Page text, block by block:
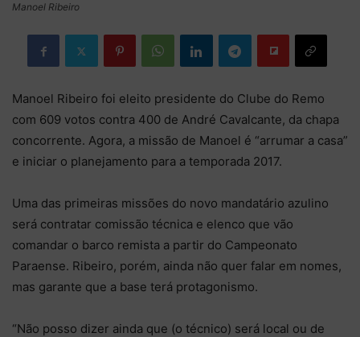
Manoel Ribeiro
Manoel Ribeiro foi eleito presidente do Clube do Remo
com 609 votos contra 400 de André Cavalcante, da chapa
concorrente. Agora, a missão de Manoel é “arrumar a casa”
e iniciar o planejamento para a temporada 2017.
Uma das primeiras missões do novo mandatário azulino
será contratar comissão técnica e elenco que vão
comandar o barco remista a partir do Campeonato
Paraense. Ribeiro, porém, ainda não quer falar em nomes,
mas garante que a base terá protagonismo.
“Não posso dizer ainda que (o técnico) será local ou de